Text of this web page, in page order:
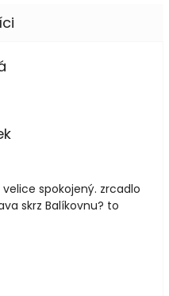
spokojený. zrcadlo
skrz Balíkovnu? to